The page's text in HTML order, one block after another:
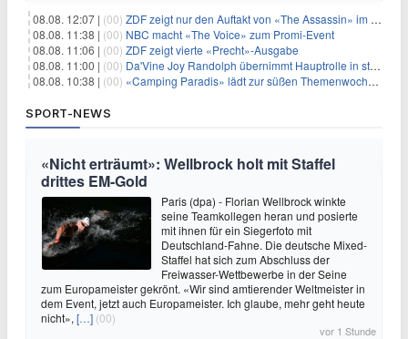
08.08. 12:07 | (00) ZDF zeigt nur den Auftakt von «The Assassin» im Fernsehen
08.08. 11:38 | (00) NBC macht «The Voice» zum Promi-Event
08.08. 11:06 | (00) ZDF zeigt vierte «Precht»-Ausgabe
08.08. 11:00 | (00) Da'Vine Joy Randolph übernimmt Hauptrolle in starbesetzter schwarzer Komödie
08.08. 10:38 | (00) «Camping Paradis» lädt zur süßen Themenwoche ein
SPORT-NEWS
«Nicht erträumt»: Wellbrock holt mit Staffel
drittes EM-Gold
Paris (dpa) - Florian Wellbrock winkte
seine Teamkollegen heran und posierte
mit ihnen für ein Siegerfoto mit
Deutschland-Fahne. Die deutsche Mixed-
Staffel hat sich zum Abschluss der
Freiwasser-Wettbewerbe in der Seine
zum Europameister gekrönt. «Wir sind amtierender Weltmeister in
dem Event, jetzt auch Europameister. Ich glaube, mehr geht heute
nicht», […] (00)
vor 1 Stunde